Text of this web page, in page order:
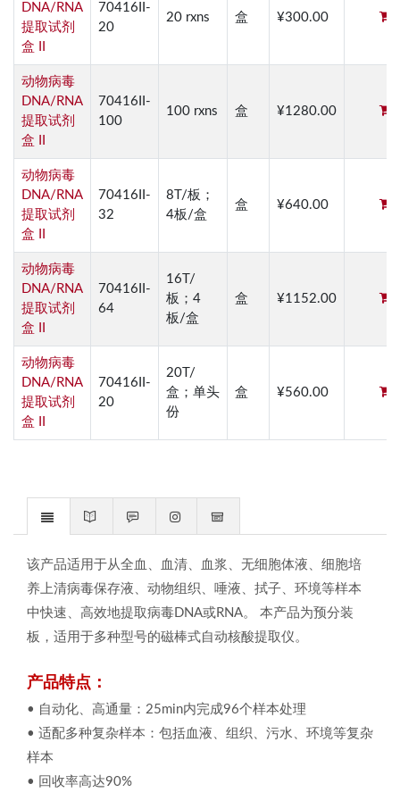
DNA/RNA
提取试剂
盒 II
70416II-
20
20 rxns 盒 ¥300.00
动物病毒
DNA/RNA
提取试剂
盒 II
70416II-
100
100 rxns 盒 ¥1280.00
动物病毒
DNA/RNA
提取试剂
盒 II
70416II-
32
8T/板；
4板/盒
盒 ¥640.00
动物病毒
DNA/RNA
提取试剂
盒 II
70416II-
64
16T/
板；4
板/盒
盒 ¥1152.00
动物病毒
DNA/RNA
提取试剂
盒 II
70416II-
20
20T/
盒；单头
份
盒 ¥560.00
该产品适用于从全血、血清、血浆、无细胞体液、细胞培
养上清病毒保存液、动物组织、唾液、拭子、环境等样本
中快速、高效地提取病毒DNA或RNA。 本产品为预分装
板，适用于多种型号的磁棒式自动核酸提取仪。
产品特点：
• 自动化、高通量： 25min内完成96个样本处理
• 适配多种复杂样本：包括血液、组织、污水、环境等复杂
样本
• 回收率高达90%